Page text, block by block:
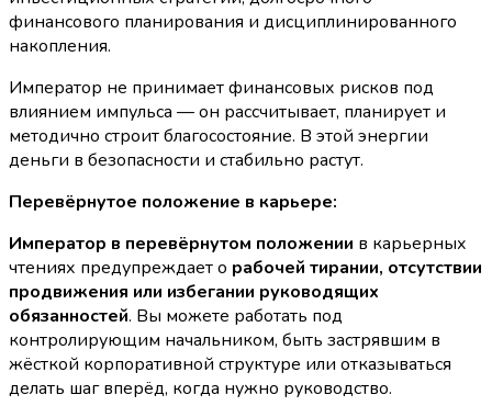
финансового планирования и дисциплинированного
накопления.
Император не принимает финансовых рисков под
влиянием импульса — он рассчитывает, планирует и
методично строит благосостояние. В этой энергии
деньги в безопасности и стабильно растут.
Перевёрнутое положение в карьере:
Император в перевёрнутом положении в карьерных
чтениях предупреждает о рабочей тирании, отсутствии
продвижения или избегании руководящих
обязанностей. Вы можете работать под
контролирующим начальником, быть застрявшим в
жёсткой корпоративной структуре или отказываться
делать шаг вперёд, когда нужно руководство.